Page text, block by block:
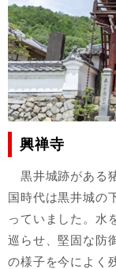
興禅寺
黒井城跡がある
国時代は黒井城の
っていました。水
巡らせ、堅固な防
の様子を今によく